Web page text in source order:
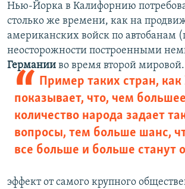
Нью-Йорка в Калифорнию
столько же времени, как на
американских войск по автобанам
неосторожности построенными
Германии во
Пример таких стран, как
показывает, что, чем большее
количество народа задает
вопросы, тем больше шанс,
все больше и больше станут
время второй
эффект от самого крупного